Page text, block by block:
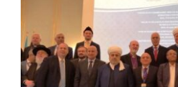
ΕΝΗΜΕΡΩΣΗ
ΣΥΝΔΕΣΕΙΣ